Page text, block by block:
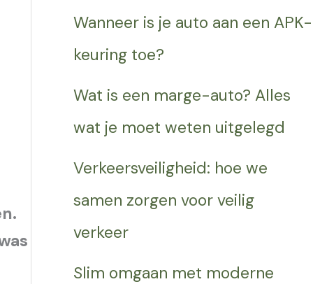
Wanneer is je auto aan een APK-
keuring toe?
Wat is een marge-auto? Alles
wat je moet weten uitgelegd
Verkeersveiligheid: hoe we
samen zorgen voor veilig
verkeer
Slim omgaan met moderne